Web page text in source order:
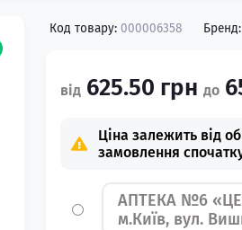
Код товару: 000006358 Бренд:
625.50 грн
Ціна залежить від
замовлення
АПТЕКА №6
м.Київ, вул.